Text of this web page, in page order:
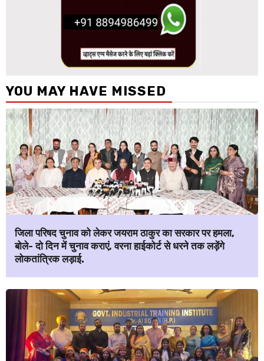
YOU MAY HAVE MISSED
जिला परिषद चुनाव को लेकर जयराम ठाकुर का सरकार पर हमला,
बोले- दो दिन में चुनाव कराएं, वरना हाईकोर्ट से धरने तक लड़ेंगे
लोकतांत्रिक लड़ाई.